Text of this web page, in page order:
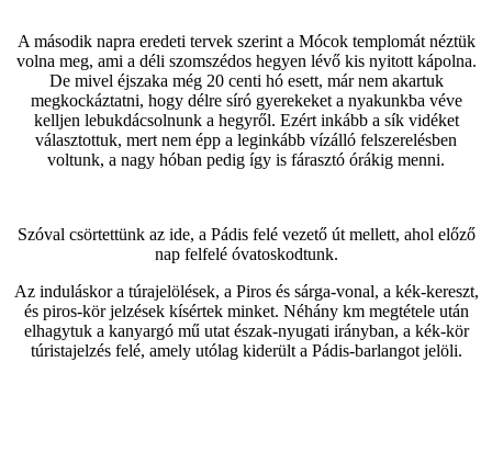
A második napra eredeti tervek szerint a Mócok templomát néztük
volna meg, ami a déli szomszédos hegyen lévő kis nyitott kápolna.
De mivel éjszaka még 20 centi hó esett, már nem akartuk
megkockáztatni, hogy délre síró gyerekeket a nyakunkba véve
kelljen lebukdácsolnunk a hegyről. Ezért inkább a sík vidéket
választottuk, mert nem épp a leginkább vízálló felszerelésben
voltunk, a nagy hóban pedig így is fárasztó órákig menni.
Szóval csörtettünk az ide, a Pádis felé vezető út mellett, ahol előző
nap felfelé óvatoskodtunk.
Az induláskor a túrajelölések, a Piros és sárga-vonal, a kék-kereszt,
és piros-kör jelzések kísértek minket. Néhány km megtétele után
elhagytuk a kanyargó mű utat észak-nyugati irányban, a kék-kör
túristajelzés felé, amely utólag kiderült a Pádis-barlangot jelöli.